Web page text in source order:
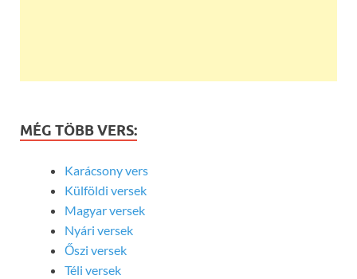
MÉG TÖBB VERS:
Karácsony vers
Külföldi versek
Magyar versek
Nyári versek
Őszi versek
Téli versek